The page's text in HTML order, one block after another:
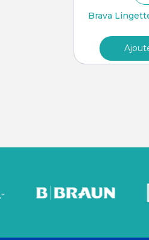
Brava